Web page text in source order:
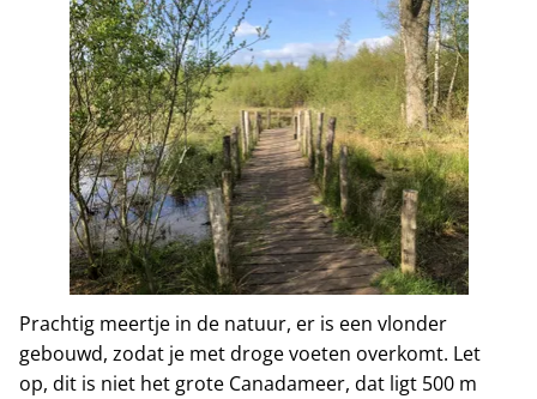
Prachtig meertje in de natuur, er is een vlonder
gebouwd, zodat je met droge voeten overkomt. Let
op, dit is niet het grote Canadameer, dat ligt 500 m